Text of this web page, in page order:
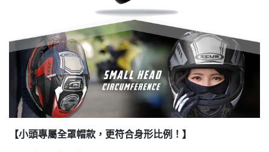
【小頭專屬全罩帽款，更符合身形比例！】